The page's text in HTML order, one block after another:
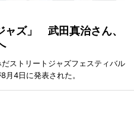
ャズ」 武田真治さん、
ストリートジャズフェスティバル
4日に発表された。